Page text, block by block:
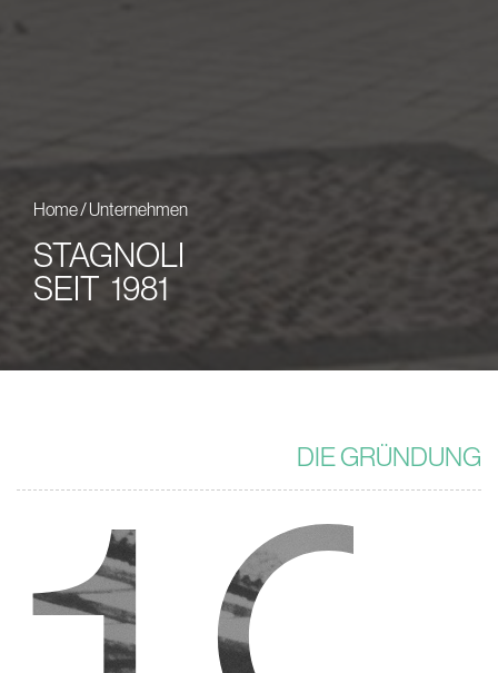
Home/Unternehmen
STAGNOLI
SEIT 1981
DIE GRÜNDUNG